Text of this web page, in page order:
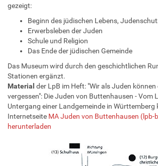
gezeigt:
Beginn des jüdischen Lebens,
Erwerbsleben der Juden
Schule und Religion
Das Ende der jüdischen Gemeinde
Das Museum wird durch den geschichtlichen
Stationen ergänzt.
Material der LpB im Heft: "Wir als Juden können
vergessen": Die Juden von Buttenhausen - Vom
Untergang einer Landgemeinde in Württemberg
Internetseite MA Juden von Buttenhausen (lpb-
herunterladen